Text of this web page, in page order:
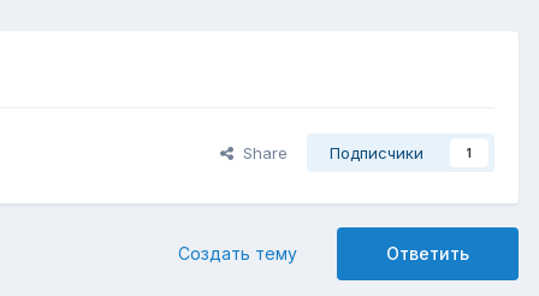
Share Подписчики 1
Ответить
Создать тему